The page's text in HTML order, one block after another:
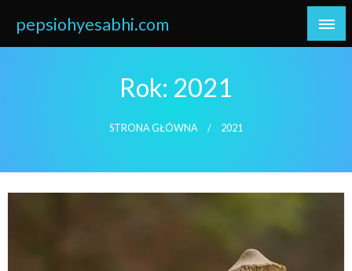
content
pepsiohyesabhi.com
Rok: 2021
STRONA GŁÓWNA 2021